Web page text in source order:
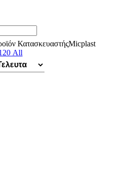
ΚατασκευαστήςMicplast
All